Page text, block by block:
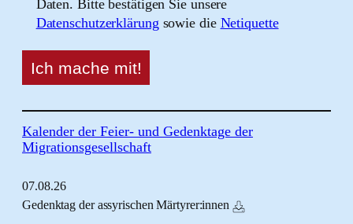
Daten. Bitte bestätigen Sie unsere
Datenschutzerklärung sowie die Netiquette
Kalender der Feier- und Gedenktage der
Migrationsgesellschaft
07.08.26
Gedenktag der assyrischen Märtyrer:innen